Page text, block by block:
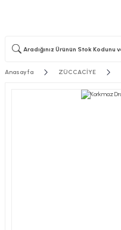
Anasayfa ZÜCCACİYE